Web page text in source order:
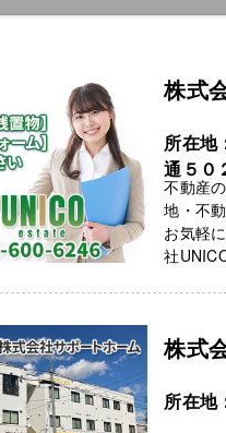
株式
所在地
通５０
不動産
地・不
お気軽
社
株式
所在地